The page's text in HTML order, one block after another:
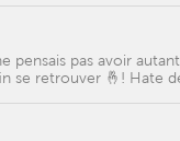
pas avoir
se retrouver 🤞! Hate